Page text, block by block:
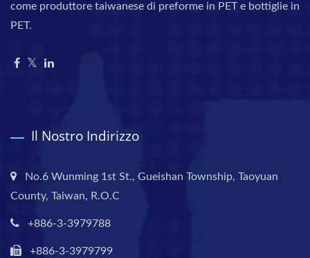
come produttore taiwanese di preforme in PET e bottiglie in
PET.
Il Nostro Indirizzo
No.6 Wunming 1st St., Gueishan Township, Taoyuan
County, Taiwan, R.O.C
+886-3-3979788
+886-3-3979799